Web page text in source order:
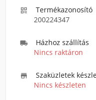

Termékazonosító
200224347

Házhoz szállítás
Nincs raktáron

Szaküzletek
Nincs készleten